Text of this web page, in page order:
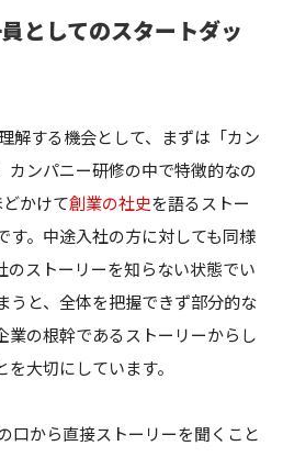
としてのスタートダッ
解する機会として、まずは「カン
カンパニー研修の中で特徴的なの
かけて創業の社史を語るストー
す。中途入社の方に対しても同様
のストーリーを知らない状態でい
うと、全体を把握できず部分的な
業の根幹であるストーリーからし
大切にしています。
口から直接ストーリーを聞くこと